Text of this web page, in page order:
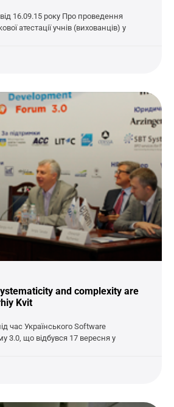
16.09.15 року Про проведення
атестації учнів (вихованців) у
and complexity are
Kvit
час Українського Software
3.0, що відбувся 17 вересня у